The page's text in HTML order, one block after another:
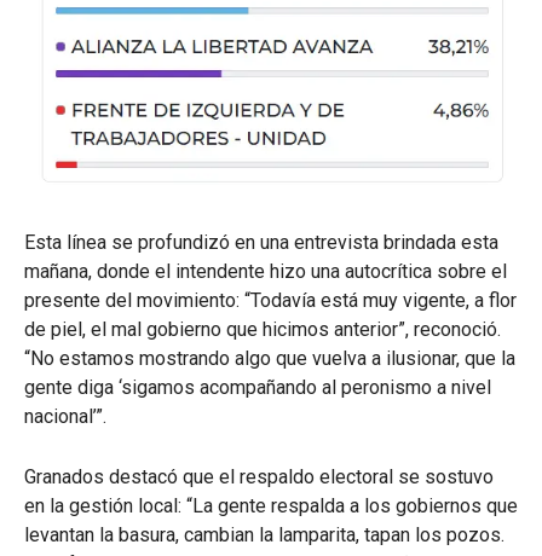
Esta línea se profundizó en una entrevista brindada esta
mañana, donde el intendente hizo una autocrítica sobre el
presente del movimiento: “Todavía está muy vigente, a flor
de piel, el mal gobierno que hicimos anterior”, reconoció.
“No estamos mostrando algo que vuelva a ilusionar, que la
gente diga ‘sigamos acompañando al peronismo a nivel
nacional’”.
Granados destacó que el respaldo electoral se sostuvo
en la gestión local: “La gente respalda a los gobiernos que
levantan la basura, cambian la lamparita, tapan los pozos.